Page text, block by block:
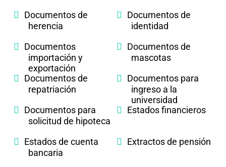
Documentos de
herencia
Documentos de
identidad
Documentos
importación y
exportación
Documentos de
mascotas
Documentos de
repatriación
Documentos para
ingreso a la
universidad
Documentos para
solicitud de hipoteca
Estados financieros
Estados de cuenta
bancaria
Extractos de pensión